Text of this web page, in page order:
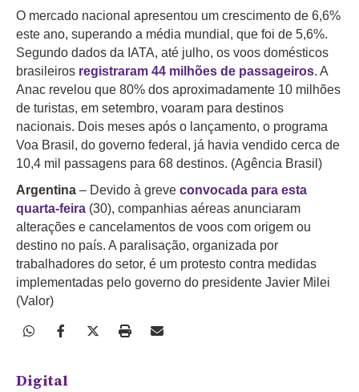
O mercado nacional apresentou um crescimento de 6,6%
este ano, superando a média mundial, que foi de 5,6%.
Segundo dados da IATA, até julho, os voos domésticos
brasileiros registraram 44 milhões de passageiros. A
Anac revelou que 80% dos aproximadamente 10 milhões
de turistas, em setembro, voaram para destinos
nacionais. Dois meses após o lançamento, o programa
Voa Brasil, do governo federal, já havia vendido cerca de
10,4 mil passagens para 68 destinos. (Agência Brasil)
Argentina – Devido à greve convocada para esta
quarta-feira (30), companhias aéreas anunciaram
alterações e cancelamentos de voos com origem ou
destino no país. A paralisação, organizada por
trabalhadores do setor, é um protesto contra medidas
implementadas pelo governo do presidente Javier Milei
(Valor)
Digital